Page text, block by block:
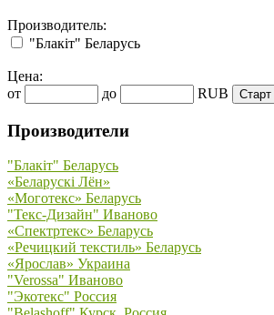
Производитель:
"Блакiт" Беларусь
Цена:
от
до RUB
Производители
"Блакiт" Беларусь
«Беларускi Лён»
«Моготекс» Беларусь
"Текс-Дизайн" Иваново
«Спектртекс» Беларусь
«Речицкий текстиль» Беларусь
«Ярослав» Украина
"Verossa" Иваново
"Экотекс" Россия